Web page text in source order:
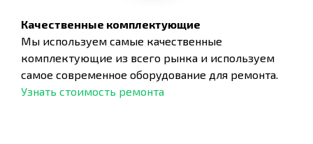
Качественные комплектующие
Мы используем самые качественные
комплектующие из всего рынка и используем
самое современное оборудование для ремонта.
Узнать стоимость ремонта